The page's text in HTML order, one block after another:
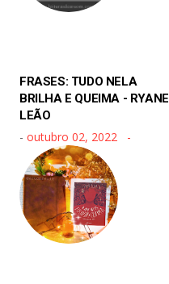
FRASES: TUDO NELA
BRILHA E QUEIMA - RYANE
LEÃO
- outubro 02, 2022